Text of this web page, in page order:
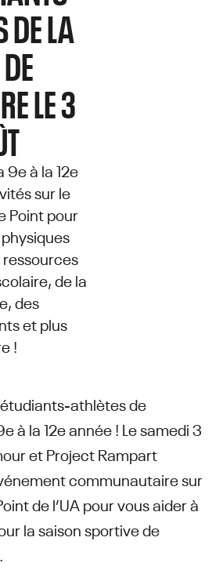
DE LA
LE 3
9e à la 12e
sur le
Point pour
ressources
de la
des
et plus
!
athlètes de
à la 12e année ! Le samedi 3
et Project Rampart
communautaire sur
de l’UA pour vous aider à
la saison sportive de